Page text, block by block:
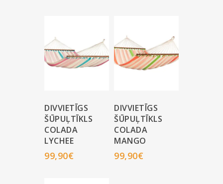
DIVVIETĪGS
ŠŪPUĻTĪKLS
COLADA
LYCHEE
99,90€
DIVVIETĪGS
ŠŪPUĻTĪKLS
COLADA
MANGO
99,90€